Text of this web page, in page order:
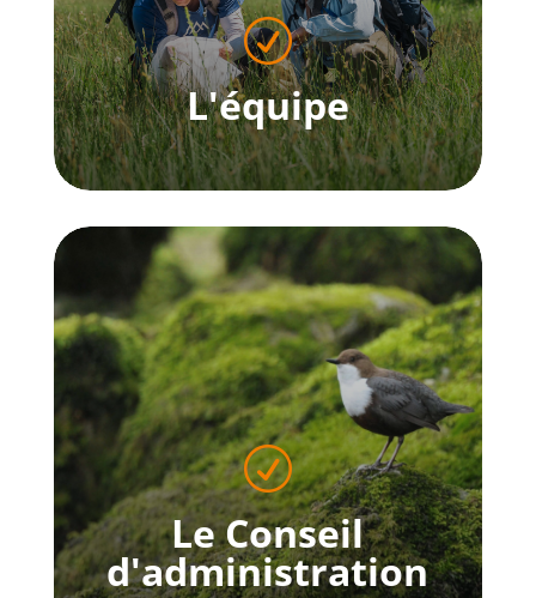
R
L'équipe
L'équipe
En savoir plus
R
Le Conseil
d'administration